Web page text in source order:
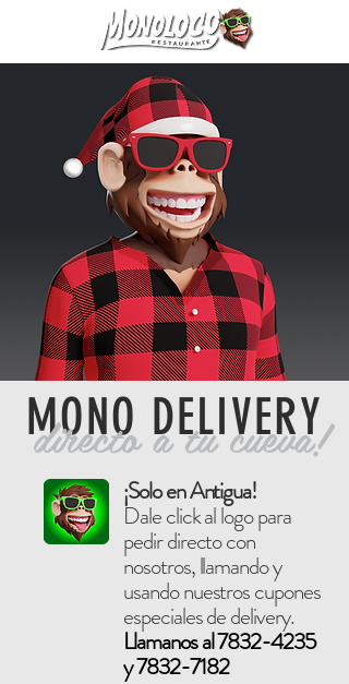
MONO DELIVERY
directo a tu cueva!
¡Solo en Antigua!
Dale click al logo para
pedir directo con
nosotros, llamando y
usando nuestros cupones
especiales de delivery.
Llamanos al7832-4235
y7832-7182